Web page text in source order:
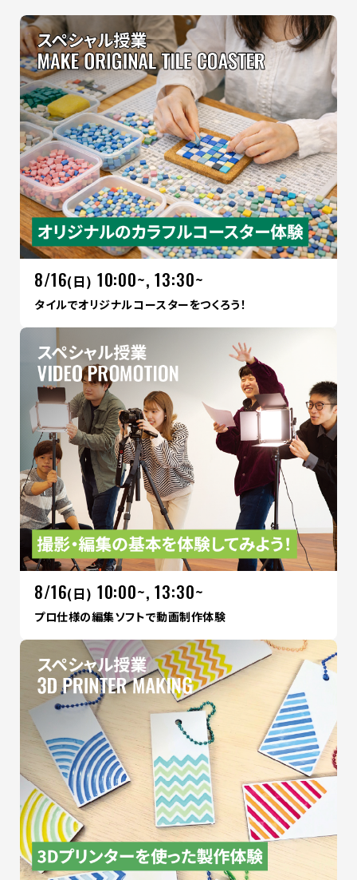
8/16(日) 10:00~, 13:30~
タイルでオリジナルコースターをつくろう！
8/16(日) 10:00~, 13:30~
プロ仕様の編集ソフトで動画制作体験